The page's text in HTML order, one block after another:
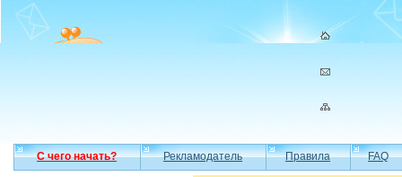
С чего начать? Рекламодатель Правила FAQ